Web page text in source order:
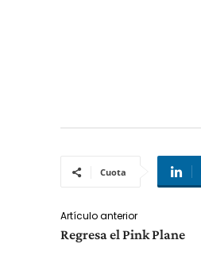
Cuota
Artículo anterior
Regresa el Pink Plane